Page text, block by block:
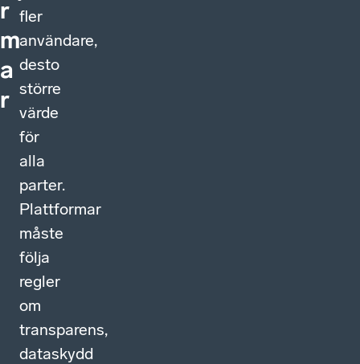
r
m
a
r
fler
användare,
desto
större
värde
för
alla
parter.
Plattformar
måste
följa
regler
om
transparens,
dataskydd